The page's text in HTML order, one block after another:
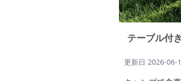
テーブル付
更新日 2026-06-